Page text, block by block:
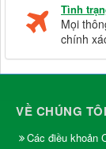
Tình
Mọi
chính
VỀ CHÚNG TÔI
Các điều khoản